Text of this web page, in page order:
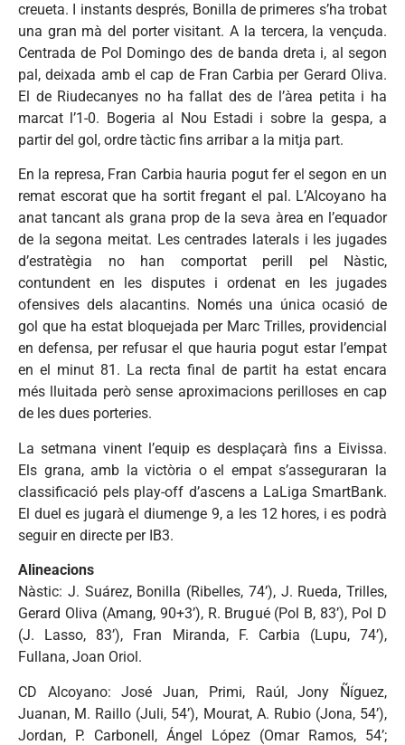
creueta. I instants després, Bonilla de primeres s’ha trobat
una gran mà del porter visitant. A la tercera, la vençuda.
Centrada de Pol Domingo des de banda dreta i, al segon
pal, deixada amb el cap de Fran Carbia per Gerard Oliva.
El de Riudecanyes no ha fallat des de l’àrea petita i ha
marcat l’1-0. Bogeria al Nou Estadi i sobre la gespa, a
partir del gol, ordre tàctic fins arribar a la mitja part.
En la represa, Fran Carbia hauria pogut fer el segon en un
remat escorat que ha sortit fregant el pal. L’Alcoyano ha
anat tancant als grana prop de la seva àrea en l’equador
de la segona meitat. Les centrades laterals i les jugades
d’estratègia no han comportat perill pel Nàstic,
contundent en les disputes i ordenat en les jugades
ofensives dels alacantins. Només una única ocasió de
gol que ha estat bloquejada per Marc Trilles, providencial
en defensa, per refusar el que hauria pogut estar l’empat
en el minut 81. La recta final de partit ha estat encara
més lluitada però sense aproximacions perilloses en cap
de les dues porteries.
La setmana vinent l’equip es desplaçarà fins a Eivissa.
Els grana, amb la victòria o el empat s’asseguraran la
classificació pels play-off d’ascens a LaLiga SmartBank.
El duel es jugarà el diumenge 9, a les 12 hores, i es podrà
seguir en directe per IB3.
Alineacions
Nàstic: J. Suárez, Bonilla (Ribelles, 74’), J. Rueda, Trilles,
Gerard Oliva (Amang, 90+3’), R. Brugué (Pol B, 83’), Pol D
(J. Lasso, 83’), Fran Miranda, F. Carbia (Lupu, 74’),
Fullana, Joan Oriol.
CD Alcoyano: José Juan, Primi, Raúl, Jony Ñíguez,
Juanan, M. Raillo (Juli, 54’), Mourat, A. Rubio (Jona, 54’),
Jordan, P. Carbonell, Ángel López (Omar Ramos, 54’;